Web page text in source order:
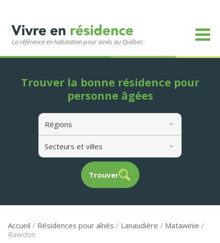
La référence en habitation pour ainés au Québec
Régions
Secteurs et villes
Trouver
Trouver la bonne résidence pour
personne âgées
Accueil / Résidences pour aînés / Lanaudière / Matawinie /
Rawdon